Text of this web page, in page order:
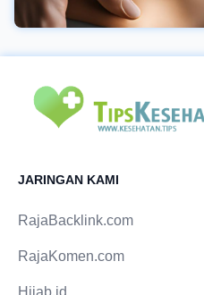
JARINGAN KAMI
RajaBacklink.com
RajaKomen.com
Hijab.id